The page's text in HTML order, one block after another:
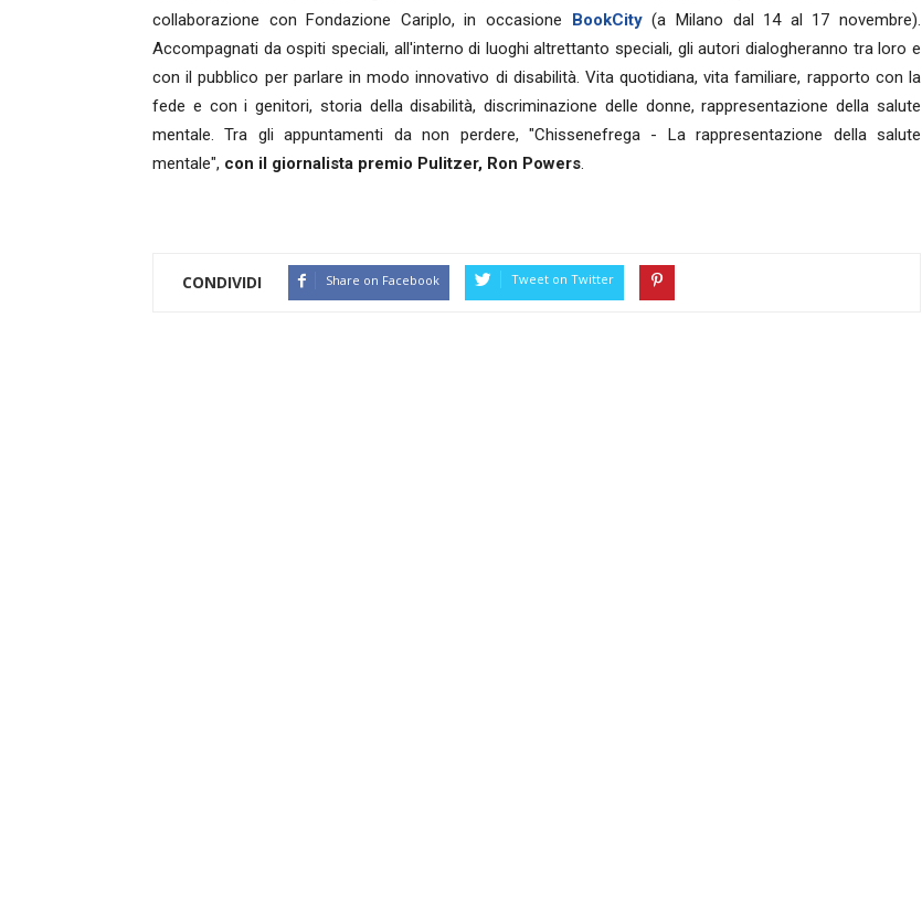
collaborazione con Fondazione Cariplo, in occasione
BookCity (a Milano dal 14 al 17 novembre).
Accompagnati da ospiti speciali, all'interno di luoghi altrettanto speciali, gli autori dialogheranno tra loro e
con il pubblico per parlare in modo innovativo di disabilità. Vita quotidiana, vita familiare, rapporto con la
fede e con i genitori, storia della disabilità, discriminazione delle donne, rappresentazione della salute
mentale. Tra gli appuntamenti da non perdere, "Chissenefrega - La rappresentazione della salute
mentale", con il giornalista premio Pulitzer, Ron Powers.
CONDIVIDI Share on Facebook Tweet on Twitter